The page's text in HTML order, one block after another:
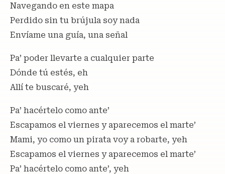
Navegando en este mapa
Perdido sin tu brújula soy nada
Envíame una guía, una señal
Pa’ poder llevarte a cualquier parte
Dónde tú estés, eh
Allí te buscaré, yeh
Pa’ hacértelo como ante’
Escapamos el viernes y aparecemos el marte’
Mami, yo como un pirata voy a robarte, yeh
Escapamos el viernes y aparecemos el marte’
Pa’ hacértelo como ante’, yeh